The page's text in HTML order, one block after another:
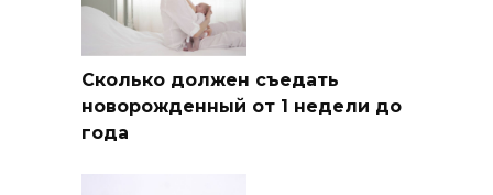
Сколько должен съедать
новорожденный от 1 недели до
года